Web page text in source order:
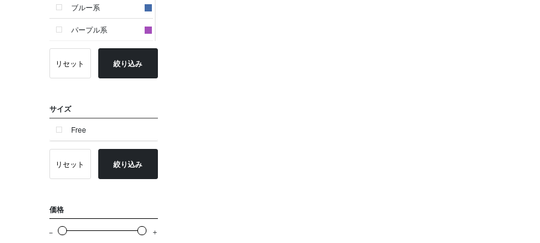
ブルー系
パープル系
イエロー系
オレンジ系
シルバー系
ゴールド系
OTHERS
リセット 絞り込み
サイズ
Free
リセット 絞り込み
価格